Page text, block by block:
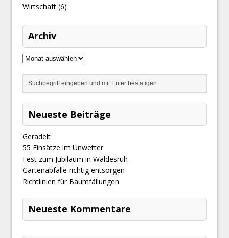
Wirtschaft (6)
Archiv
Neueste Beiträge
Geradelt
​55 Einsätze im Unwetter
Fest zum Jubiläum in Waldesruh
Gartenabfälle richtig entsorgen
Richtlinien für Baumfällungen
Neueste Kommentare